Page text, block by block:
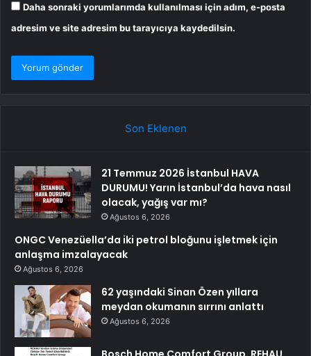
Daha sonraki yorumlarımda kullanılması için adım, e-posta
adresim ve site adresim bu tarayıcıya kaydedilsin.
Son Eklenen
21 Temmuz 2026 İstanbul HAVA
DURUMU! Yarın İstanbul’da hava nasıl
olacak, yağış var mı?
Ağustos 6, 2026
ONGC Venezüella’da iki petrol bloğunu işletmek için
anlaşma imzalayacak
Ağustos 6, 2026
62 yaşındaki Sinan Özen yıllara
meydan okumanın sırrını anlattı
Ağustos 6, 2026